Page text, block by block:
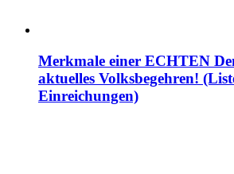
Merkmale einer ECHTEN
aktuelles Volksbegehren!
Einreichungen)